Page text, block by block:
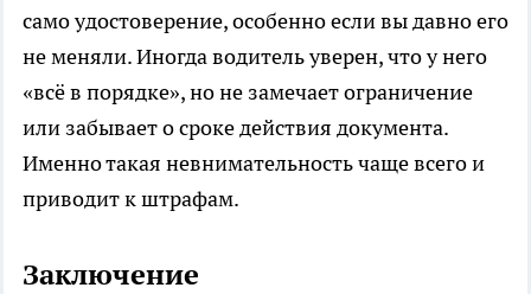
само удостоверение, особенно если вы давно его
не меняли. Иногда водитель уверен, что у него
«всё в порядке», но не замечает ограничение
или забывает о сроке действия документа.
Именно такая невнимательность чаще всего и
приводит к штрафам.
Заключение